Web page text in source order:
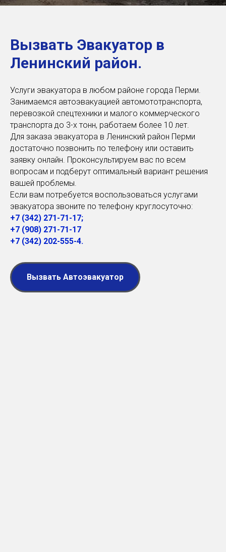
Вызвать Эвакуатор в
Ленинский район.
Услуги эвакуатора в любом районе города Перми.
Занимаемся автоэвакуацией автомототранспорта,
перевозкой спецтехники и малого коммерческого
транспорта до 3-х тонн, работаем более 10 лет.
Для заказа эвакуатора в Ленинский район Перми
достаточно позвонить по телефону или оставить
заявку онлайн. Проконсультируем вас по всем
вопросам и подберут оптимальный вариант решения
вашей проблемы.
Если вам потребуется воспользоваться услугами
эвакуатора звоните по телефону круглосуточно:
+7 (342) 271-71-17;
+7 (908) 271-71-17
+7 (342) 202-555-4.
Вызвать Автоэвакуатор